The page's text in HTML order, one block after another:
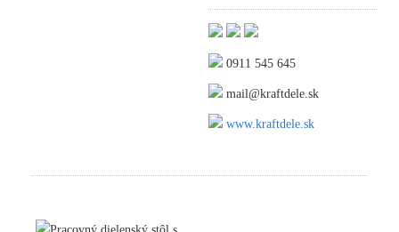
0911 545 645
mail@kraftdele.sk
www.kraftdele.sk